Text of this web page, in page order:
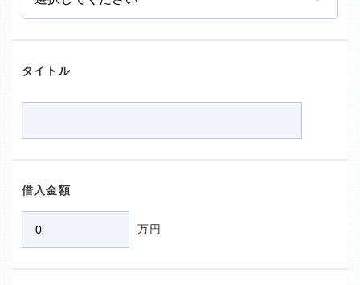
タイトル
借入金額
万円